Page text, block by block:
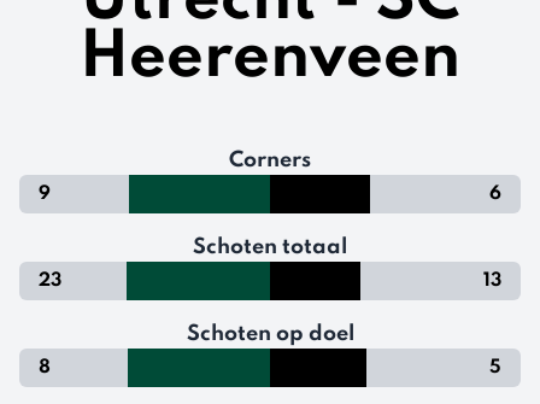
Heerenveen
Corners
9 6
Schoten totaal
23 13
Schoten op doel
8 5